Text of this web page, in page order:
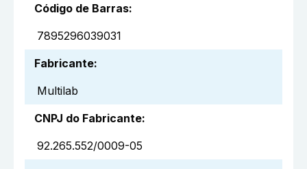
Código de Barras:
7895296039031
Fabricante:
Multilab
CNPJ do Fabricante:
92.265.552/0009-05